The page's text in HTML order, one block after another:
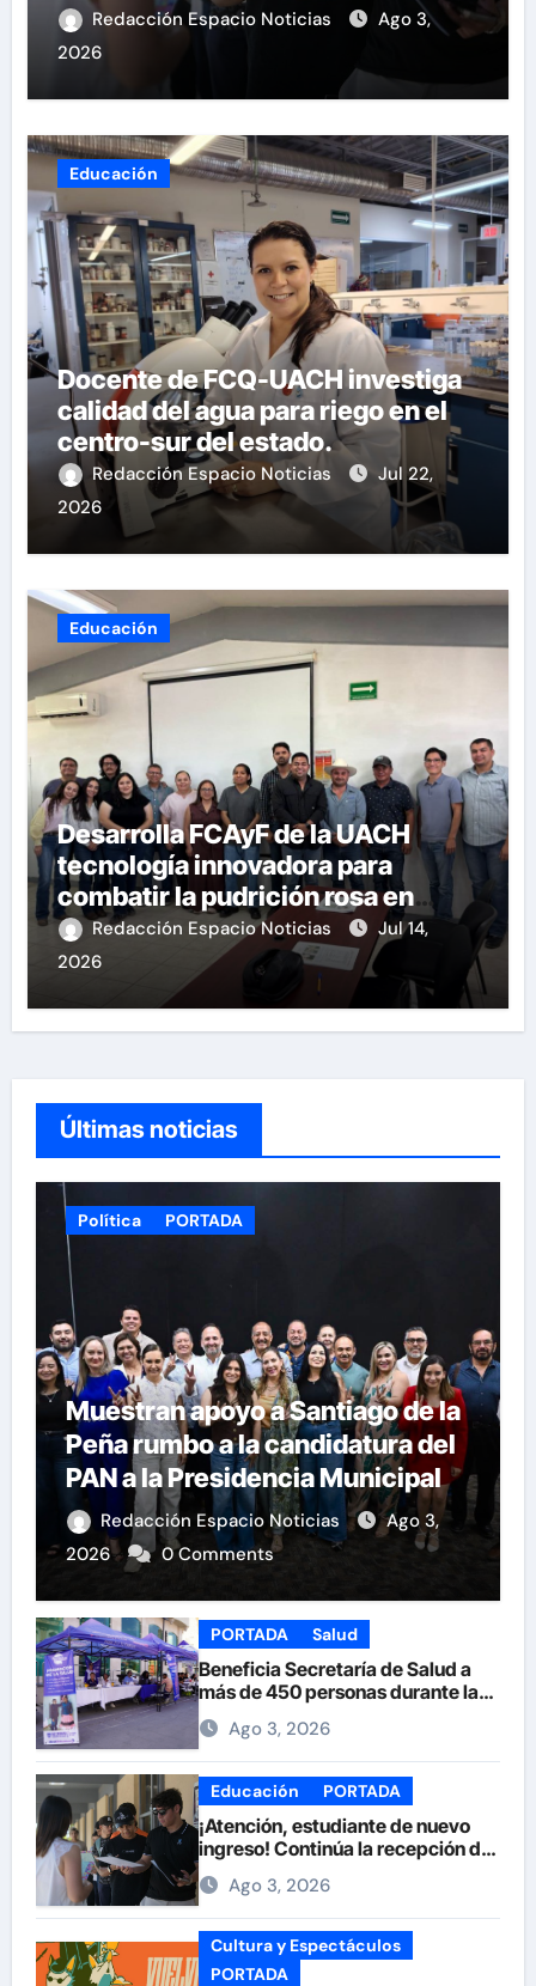
Redacción Espacio Noticias
Ago 3,
2026
Educación
Docente de FCQ-UACH investiga
calidad del agua para riego en el
centro-sur del estado.
Redacción Espacio Noticias
Jul 22,
2026
Educación
Desarrolla FCAyF de la UACH
tecnología innovadora para
combatir la pudrición rosa en
cebolla.
Redacción Espacio Noticias
Jul 14,
2026
Últimas noticias
Política PORTADA
Muestran apoyo a Santiago de la
Peña rumbo a la candidatura del
PAN a la Presidencia Municipal
Redacción Espacio Noticias
Ago 3,
2026
0 Comments
PORTADA Salud
Beneficia Secretaría de Salud a
más de 450 personas durante la
Feria de la Salud en la Plaza de
ArmasAgo 3, 2026
Educación PORTADA
¡Atención, estudiante de nuevo
ingreso! Continúa la recepción de
documentos en la UACH.
Ago 3, 2026
Cultura y Espectáculos
PORTADA